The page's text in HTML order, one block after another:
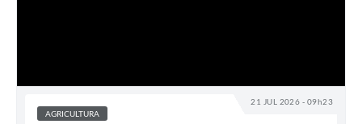
21 JUL 2026 - 09h23
AGRICULTURA